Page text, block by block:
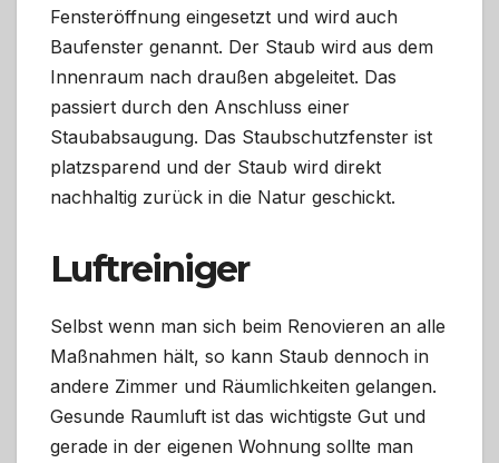
Fensteröffnung eingesetzt und wird auch
Baufenster genannt. Der Staub wird aus dem
Innenraum nach draußen abgeleitet. Das
passiert durch den Anschluss einer
Staubabsaugung. Das Staubschutzfenster ist
platzsparend und der Staub wird direkt
nachhaltig zurück in die Natur geschickt.
Luftreiniger
Selbst wenn man sich beim Renovieren an alle
Maßnahmen hält, so kann Staub dennoch in
andere Zimmer und Räumlichkeiten gelangen.
Gesunde Raumluft ist das wichtigste Gut und
gerade in der eigenen Wohnung sollte man